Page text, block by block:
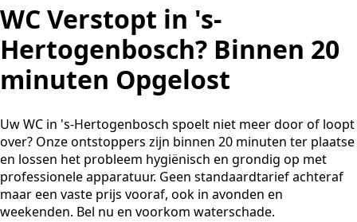
WC Verstopt in 's-
Hertogenbosch? Binnen 20
minuten Opgelost
Uw WC in 's-Hertogenbosch spoelt niet meer door of loopt
over? Onze ontstoppers zijn binnen 20 minuten ter plaatse
en lossen het probleem hygiënisch en grondig op met
professionele apparatuur. Geen standaardtarief achteraf
maar een vaste prijs vooraf, ook in avonden en
weekenden. Bel nu en voorkom waterschade.